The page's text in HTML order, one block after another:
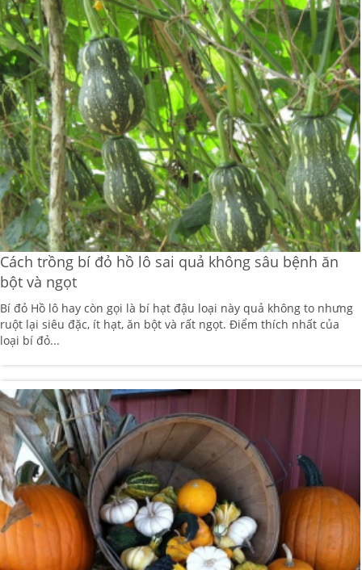
Cách trồng bí đỏ hồ lô sai quả không sâu bệnh ăn
bột và ngọt
Bí đỏ Hồ lô hay còn gọi là bí hạt đậu loại này quả không to nhưng
ruột lại siêu đặc, ít hạt, ăn bột và rất ngọt. Điểm thích nhất của
loại bí đỏ...